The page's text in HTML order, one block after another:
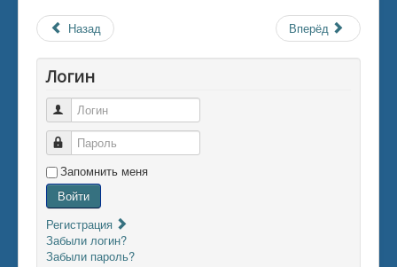
Назад Вперёд
Логин
Логин
Пароль
Запомнить меня
Войти
Регистрация
Забыли логин?
Забыли пароль?